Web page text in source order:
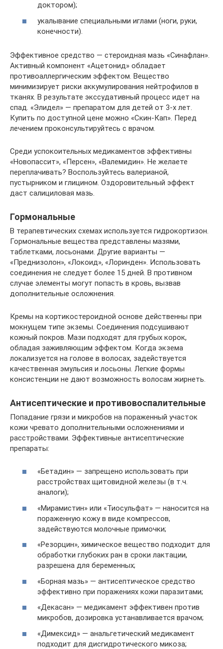
доктором);
укалывание специальными иглами (ноги, руки,
конечности).
Эффективное средство — стероидная мазь «Синафлан».
Активный компонент «Ацетонид» обладает
противоаллергическим эффектом. Вещество
минимизирует риски аккумулирования нейтрофилов в
тканях. В результате экссудативный процесс идет на
спад. «Элидел» — препаратом для детей от 3-х лет.
Купить по доступной цене можно «Скин-Кап». Перед
лечением проконсультируйтесь с врачом.
Среди успокоительных медикаментов эффективны
«Новопассит», «Персен», «Валемидин». Не желаете
переплачивать? Воспользуйтесь валерианой,
пустырником и глицином. Оздоровительный эффект
даст салициловая мазь.
Гормональные
В терапевтических схемах используется гидрокортизон.
Гормональные вещества представлены мазями,
таблетками, лосьонами. Другие варианты —
«Преднизолон», «Локоид», «Лоринден». Использовать
соединения не следует более 15 дней. В противном
случае элементы могут попасть в кровь, вызвав
дополнительные осложнения.
Кремы на кортикостероидной основе действенны при
мокнущем типе экземы. Соединения подсушивают
кожный покров. Мази подходят для грубых корок,
обладая заживляющим эффектом. Когда экзема
локализуется на голове в волосах, задействуется
качественная эмульсия и лосьоны. Легкие формы
консистенции не дают возможность волосам жирнеть.
Антисептические и противовоспалительные
Попадание грязи и микробов на пораженный участок
кожи чревато дополнительными осложнениями и
расстройствами. Эффективные антисептические
препараты:
«Бетадин» — запрещено использовать при
расстройствах щитовидной железы (в т.ч.
аналоги);
«Мирамистин» или «Тиосульфат» — наносится на
пораженную кожу в виде компрессов,
задействуются молочные примочки;
«Резорцин», химическое вещество подходит для
обработки глубоких ран в сроки лактации,
разрешена для беременных;
«Борная мазь» — антисептическое средство
эффективно при поражениях кожи паразитами;
«Декасан» — медикамент эффективен против
микробов, дозировка устанавливается врачом;
«Димексид» — анальгетический медикамент
подходит для дисгидротического микоза;